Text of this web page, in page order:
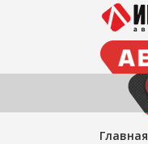
Главная